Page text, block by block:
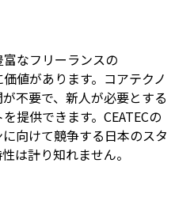
なフリーランスの
値があります。コアテクノ
不要で、新人が必要とする
提供できます。CEATECの
向けて競争する日本のスタ
は計り知れません。